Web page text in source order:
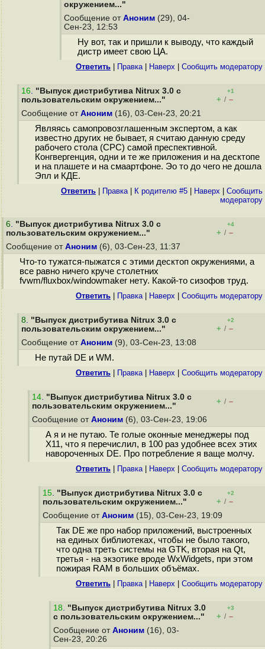
окружением..."
Сообщение от Аноним (29), 04-
Сен-23, 12:53
Ну вот, так и пришли к выводу, что каждый
дистр имеет свою ЦА.
Ответить Правка| Наверх Cообщить модератору
16. "Выпуск дистрибутива Nitrux 3.0 с
пользовательским окружением..."
+1
+ / –
Сообщение от Аноним (16), 03-Сен-23, 20:21
Являясь самопровозглашенным экспертом, а как
известно других не бывает, я считаю данную среду
рабочего стола (СРС) самой преспективной.
Конгвергенция, одни и те же приложения и на десктопе
и на плашете и на смаартфоне. Эо то до чего не дошла
Эпл и КДЕ.
Ответить Правка| К родителю #5 Наверх
Cообщить
модератору
6. "Выпуск дистрибутива Nitrux 3.0 с
пользовательским окружением..."
+4
+ / –
Сообщение от Аноним (6), 03-Сен-23, 11:37
Что-то тужатся-пыжатся с этими десктоп окружениями, а
все равно ничего круче столетних
fvwm/fluxbox/windowmaker нету. Какой-то сизофов труд.
Ответить Правка| Наверх Cообщить модератору
8. "Выпуск дистрибутива Nitrux 3.0 с
пользовательским окружением..."
+2
+ / –
Сообщение от Аноним (9), 03-Сен-23, 13:08
Не путай DE и WM.
Ответить Правка| Наверх Cообщить модератору
14. "Выпуск дистрибутива Nitrux 3.0 с
пользовательским окружением..."
+ / –
Сообщение от Аноним (6), 03-Сен-23, 19:06
А я и не путаю. Те голые оконные менеджеры под
X11, что я перечислил, в 100 раз удобнее всех этих
навороченных DE. Про потребление я ваще молчу.
Ответить Правка| Наверх Cообщить модератору
15. "Выпуск дистрибутива Nitrux 3.0 с
пользовательским окружением..."
+2
+ / –
Сообщение от Аноним (15), 03-Сен-23, 19:09
Так DE же про набор приложений, выстроенных
на единых библиотеках, чтобы не было такого,
что одна треть системы на GTK, вторая на Qt,
третья - на экзотике вроде WxWidgets, при этом
пожирая RAM в больших объёмах.
Ответить Правка| Наверх Cообщить модератору
18. "Выпуск дистрибутива Nitrux 3.0
с пользовательским окружением..."
+3
+ / –
Сообщение от Аноним (16), 03-
Сен-23, 20:26